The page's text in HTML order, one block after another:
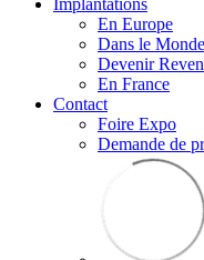
Implantations
En Europe
Dans le Monde
Devenir
En France
Contact
Foire Expo
Demande de